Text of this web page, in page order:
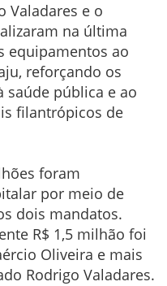
Valadares e o
na última
equipamentos ao
reforçando os
saúde pública e ao
filantrópicos de
foram
por meio de
dois mandatos.
R$ 1,5 milhão foi
Oliveira e mais
Rodrigo Valadares.